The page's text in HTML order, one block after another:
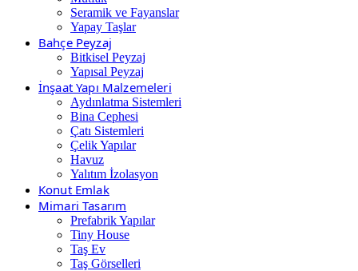
Seramik ve Fayanslar
Yapay Taşlar
Bahçe Peyzaj
Bitkisel Peyzaj
Yapısal Peyzaj
İnşaat Yapı Malzemeleri
Aydınlatma Sistemleri
Bina Cephesi
Çatı Sistemleri
Çelik Yapılar
Havuz
Yalıtım İzolasyon
Konut Emlak
Mimari Tasarım
Prefabrik Yapılar
Tiny House
Taş Ev
Taş Görselleri